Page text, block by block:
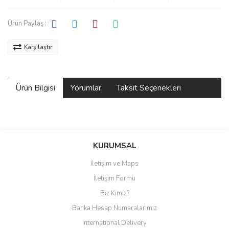
Ürün Paylaş :
Karşılaştır
Ürün Bilgisi Yorumlar Taksit Seçenekleri
Bu ürüne ilk yorumu siz yapın!
Yorum Yaz
KURUMSAL
İletişim ve Maps
İletişim Formu
Biz Kimiz?
Banka Hesap Numaralarımız
International Delivery